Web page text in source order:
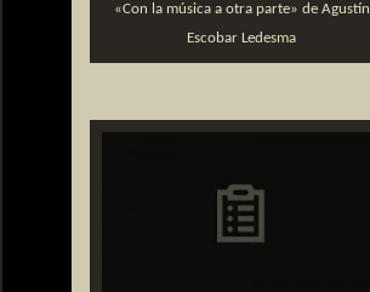
«Con la música a otra parte» de Agustín
Escobar Ledesma